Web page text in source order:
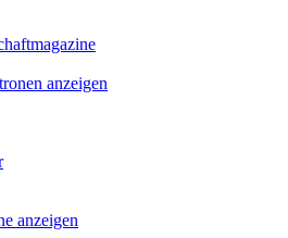
anzeigen
anzeigen